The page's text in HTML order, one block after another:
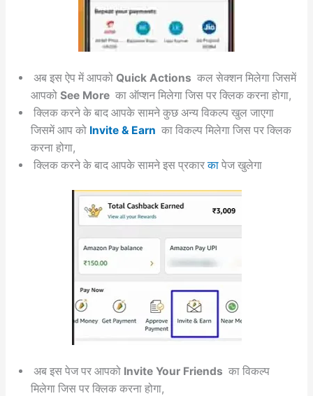
अब इस ऐप में आपको Quick Actions कल सेक्शन मिलेगा जिसमें
आपकोSee Moreका ऑप्शन मिलेगा जिस पर क्लिक करना होगा,
क्लिक करने के बाद आपके सामने कुछ अन्य विकल्प खुल जाएगा
जिसमें आप को Invite & Earn का विकल्प मिलेगा जिस पर क्लिक
करना होगा,
क्लिक करने के बाद आपके सामने इस प्रकारकापेज खुलेगा
अब इस पेज पर आपको Invite Your Friends का विकल्प
मिलेगा जिस पर क्लिक करना होगा,